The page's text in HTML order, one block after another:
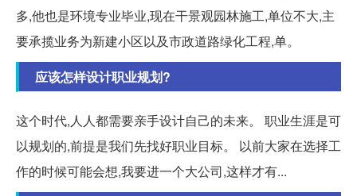
多,他也是环境专业毕业,现在干景观园林施工,单位不大,主
要承揽业务为新建小区以及市政道路绿化工程,单。
应该怎样设计职业规划?
这个时代,人人都需要亲手设计自己的未来。 职业生涯是可
以规划的,前提是我们先找好职业目标。 以前大家在选择工
作的时候可能会想,我要进一个大公司,这样才有...